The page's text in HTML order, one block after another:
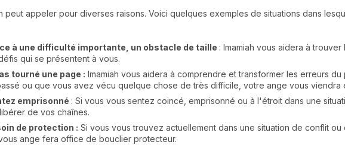
appeler pour diverses raisons. Voici quelques exemples de situations dans
à une difficulté importante, un obstacle de taille : Imamiah vous aidera à
qui se présentent à vous.
tourné une page : Imamiah vous aidera à comprendre et transformer les erreurs
ou que vous avez vécu quelque chose de très difficile, votre ange vous viendra
emprisonné : Si vous vous sentez coincé, emprisonné ou à l'étroit dans une
de vos chaînes.
de protection : Si vous vous trouvez actuellement dans une situation de conflit
ange fera office de bouclier protecteur.